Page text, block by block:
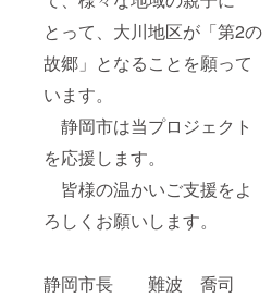
とって、大川地区が「第2の
故郷」となることを願って
います。
静岡市は当プロジェクト
を応援します。
皆様の温かいご支援をよ
ろしくお願いします。
静岡市長 難波 喬司